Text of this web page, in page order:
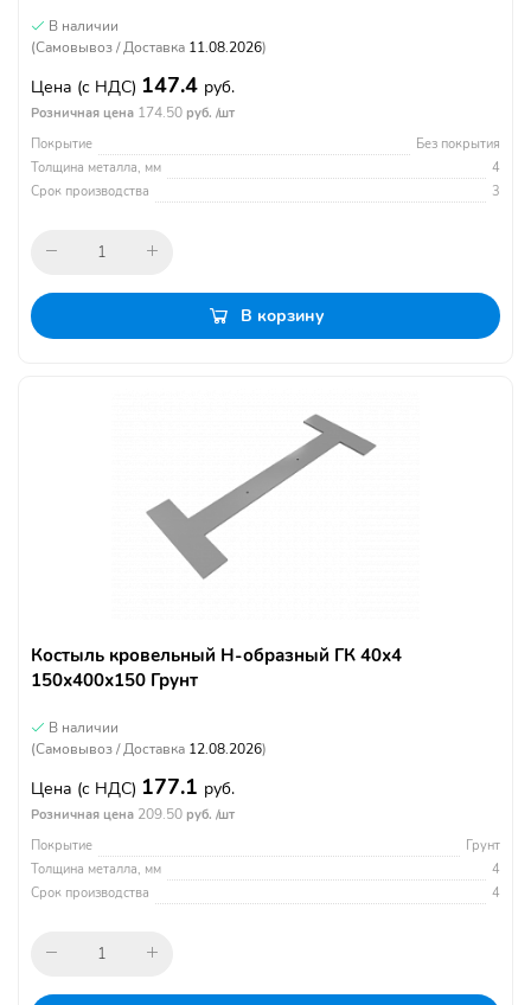
В наличии
(Самовывоз / Доставка 11.08.2026)
Цена (с НДС) 147.4 руб.
Розничная цена 174.50 руб. /шт
Покрытие
Без покрытия
Толщина металла, мм
4
Срок производства
3
В корзину
Костыль кровельный Н-образный ГК 40х4
150х400х150 Грунт
В наличии
(Самовывоз / Доставка 12.08.2026)
Цена (с НДС) 177.1 руб.
Розничная цена 209.50 руб. /шт
Покрытие
Грунт
Толщина металла, мм
4
Срок производства
4